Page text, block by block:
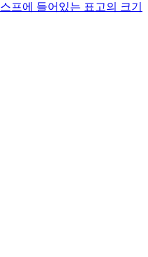
프에 들어있는 표고의 크기